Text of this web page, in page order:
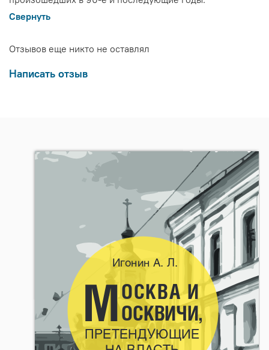
Свернуть
Отзывов еще никто не оставлял
Написать отзыв